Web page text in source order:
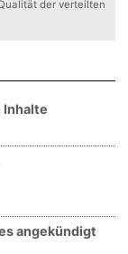
der verteilten
Inhalte
angekündigt